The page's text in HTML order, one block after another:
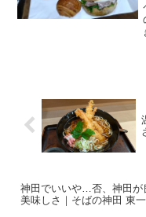
神田でいいや…否、神田が
美味しさ｜そばの神田 東